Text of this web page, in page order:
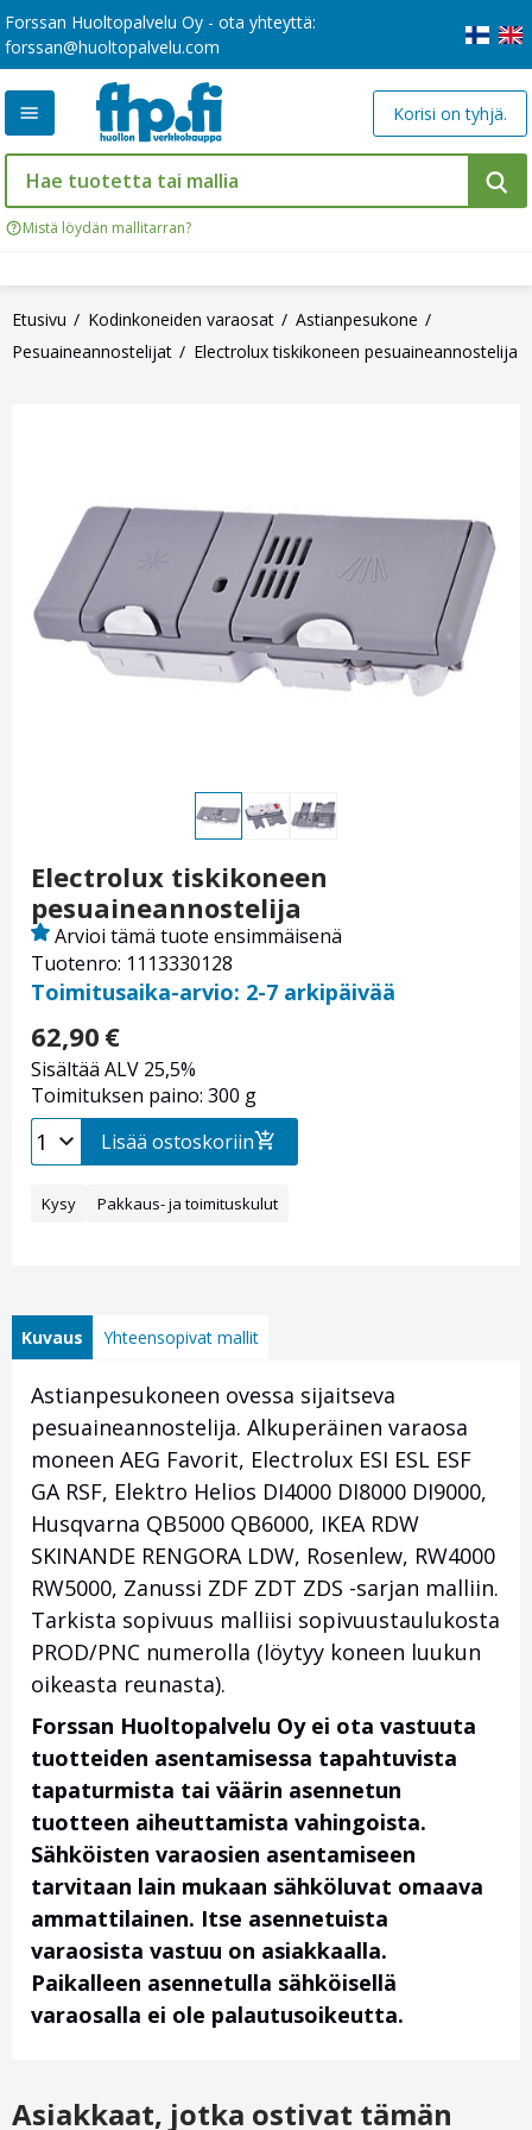
Forssan Huoltopalvelu Oy - ota yhteyttä:
forssan@huoltopalvelu.com
Mistä löydän mallitarran?
Korisi on tyhjä.
Etusivu Kodinkoneiden varaosat
Astianpesukone
Pesuaineannostelijat
Electrolux tiskikoneen pesuaineannostelija
Electrolux tiskikoneen
pesuaineannostelija
Tuotenro: 1113330128
Arvioi tämä tuote ensimmäisenä
Toimitusaika-arvio: 2-7 arkipäivää
62,90 €
Sisältää ALV 25,5%
Toimituksen paino: 300 g
Lisää ostoskoriin
Kysy Pakkaus- ja toimituskulut
Kuvaus Yhteensopivat mallit
Astianpesukoneen ovessa sijaitseva
pesuaineannostelija. Alkuperäinen varaosa
moneen AEG Favorit, Electrolux ESI ESL ESF
GA RSF, Elektro Helios DI4000 DI8000 DI9000,
Husqvarna QB5000 QB6000, IKEA RDW
SKINANDE RENGORA LDW, Rosenlew, RW4000
RW5000, Zanussi ZDF ZDT ZDS -sarjan malliin.
Tarkista sopivuus malliisi sopivuustaulukosta
PROD/PNC numerolla (löytyy koneen luukun
oikeasta reunasta).
Forssan Huoltopalvelu Oy ei ota vastuuta
tuotteiden asentamisessa tapahtuvista
tapaturmista tai väärin asennetun
tuotteen aiheuttamista vahingoista.
Sähköisten varaosien asentamiseen
tarvitaan lain mukaan sähköluvat omaava
ammattilainen. Itse asennetuista
varaosista vastuu on asiakkaalla.
Paikalleen asennetulla sähköisellä
varaosalla ei ole palautusoikeutta.
Asiakkaat, jotka ostivat tämän